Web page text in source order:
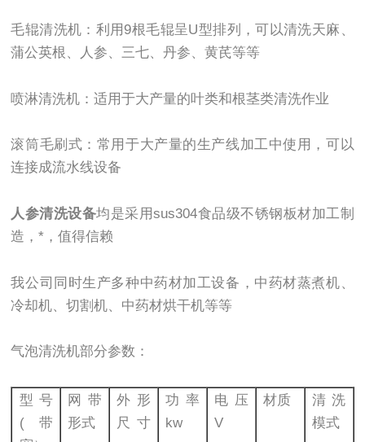
毛辊清洗机：利用9根毛辊呈U型排列，可以清洗天麻、
蒲公英根、人参、三七、丹参、黄芪等等
喷淋清洗机：适用于大产量的叶类和根茎类清洗作业
滚筒毛刷式：常用于大产量的生产线加工中使用，可以
连接成流水线设备
人参清洗设备均是采用sus304食品级不锈钢板材加工制
造，*，值得信赖
我公司同时生产多种中药材加工设备，中药材蒸煮机、
冷却机、切割机、中药材烘干机等等
气泡清洗机部分参数：
型号
(带
网带
形式
外形
尺寸
功率
kw
电压
V
材质
清洗
模式